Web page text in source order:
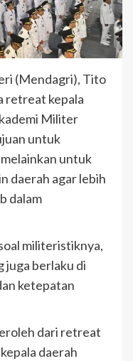
(Mendagri), Tito
retreat kepala
Militer
untuk
untuk
daerah agar lebih
dalam
militeristiknya,
juga berlaku di
ketepatan
dari retreat
daerah